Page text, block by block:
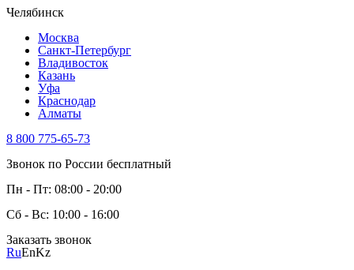
Челябинск
Москва
Санкт-Петербург
Владивосток
Казань
Уфа
Краснодар
Алматы
8 800 775-65-73
Звонок по России бесплатный
Пн - Пт: 08:00 - 20:00
Сб - Вс: 10:00 - 16:00
Заказать звонок
RuEnKz